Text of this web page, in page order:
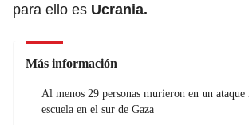
para ello es Ucrania.
Más información
Al menos 29 personas murieron en un
escuela en el sur de Gaza